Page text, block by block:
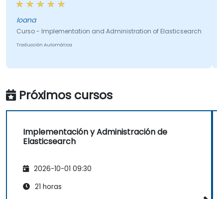
Ioana
Curso - Implementation and Administration of Elasticsearch
Traducción Automática
Próximos cursos
Implementación y Administración de
Elasticsearch
2026-10-01 09:30
21 horas